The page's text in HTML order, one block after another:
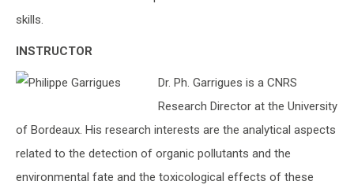
skills.
INSTRUCTOR
Dr. Ph. Garrigues is a CNRS
Research Director at the University
of Bordeaux. His research interests are the analytical aspects
related to the detection of organic pollutants and the
environmental fate and the toxicological effects of these